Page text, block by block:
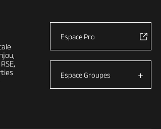
Espace Pro
Espace Groupes